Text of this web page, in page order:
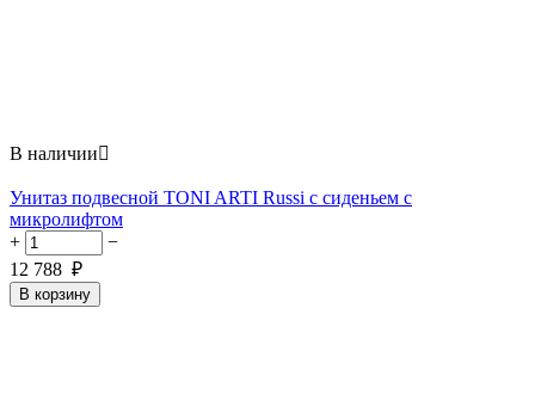
В наличии
Унитаз подвесной TONI ARTI Russi с сиденьем с
микролифтом
+
−
12 788 ₽
В корзину